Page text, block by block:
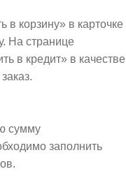
в корзину» в карточке
На странице
в кредит» в качестве
сумму
заполнить